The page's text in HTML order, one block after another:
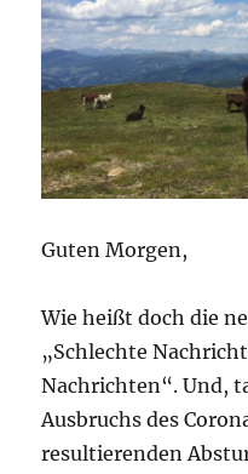
Guten Morgen,
Wie heißt doch die
„Schlechte
Nachrichten“. Und,
Ausbruchs des
resultierenden